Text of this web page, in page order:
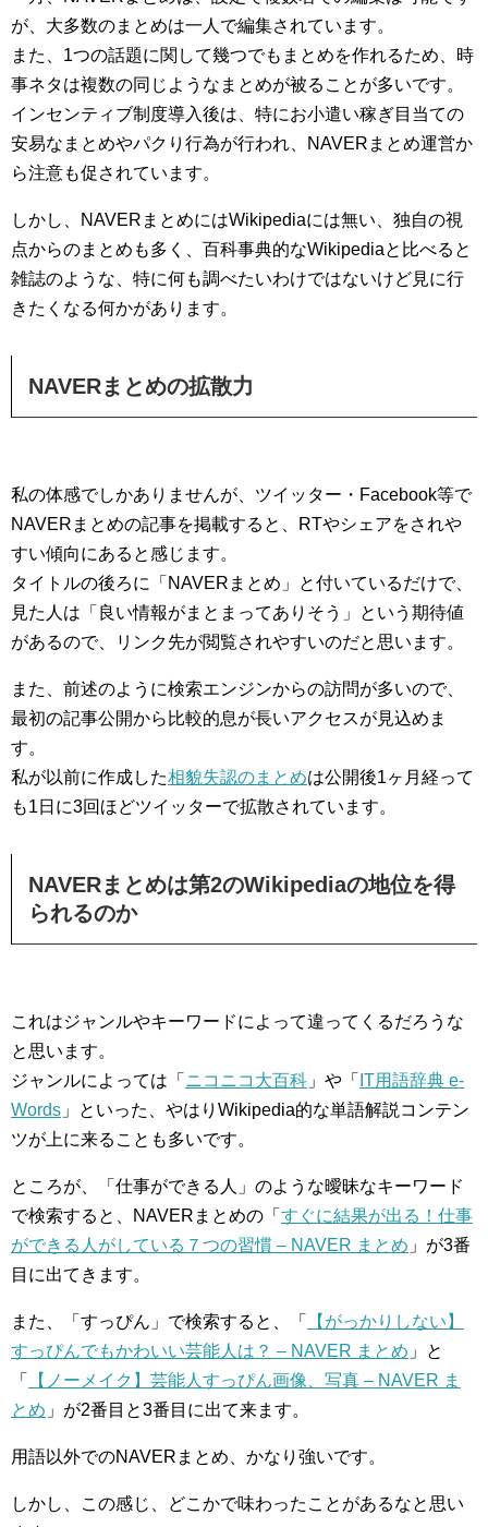
が、大多数のまとめは一人で編集されています。
また、1つの話題に関して幾つでもまとめを作れるため、時
事ネタは複数の同じようなまとめが被ることが多いです。
インセンティブ制度導入後は、特にお小遣い稼ぎ目当ての
安易なまとめやパクり行為が行われ、NAVERまとめ運営か
ら注意も促されています。
しかし、NAVERまとめにはWikipediaには無い、独自の視
点からのまとめも多く、百科事典的なWikipediaと比べると
雑誌のような、特に何も調べたいわけではないけど見に行
きたくなる何かがあります。
NAVERまとめの拡散力
私の体感でしかありませんが、ツイッター・Facebook等で
NAVERまとめの記事を掲載すると、RTやシェアをされや
すい傾向にあると感じます。
タイトルの後ろに「NAVERまとめ」と付いているだけで、
見た人は「良い情報がまとまってありそう」という期待値
があるので、リンク先が閲覧されやすいのだと思います。
また、前述のように検索エンジンからの訪問が多いので、
最初の記事公開から比較的息が長いアクセスが見込めま
す。
私が以前に作成した相貌失認のまとめは公開後1ヶ月経って
も1日に3回ほどツイッターで拡散されています。
NAVERまとめは第2のWikipediaの地位を得
られるのか
これはジャンルやキーワードによって違ってくるだろうな
と思います。
ジャンルによっては「 ニコニコ大百科 」や「 IT用語辞典 e-
Words 」といった、やはりWikipedia的な単語解説コンテン
ツが上に来ることも多いです。
ところが、「仕事ができる人」のような曖昧なキーワード
で検索すると、NAVERまとめの「 すぐに結果が出る！仕事
ができる人がしている７つの習慣 – NAVER まとめ 」が3番
目に出てきます。
また、「すっぴん」で検索すると、「
【がっかりしない】
すっぴんでもかわいい芸能人は？ – NAVER まとめ 」と
「
【ノーメイク】芸能人すっぴん画像、写真 – NAVER ま
とめ 」が2番目と3番目に出て来ます。
用語以外でのNAVERまとめ、かなり強いです。
しかし、この感じ、どこかで味わったことがあるなと思い